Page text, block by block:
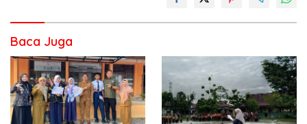
Baca Juga